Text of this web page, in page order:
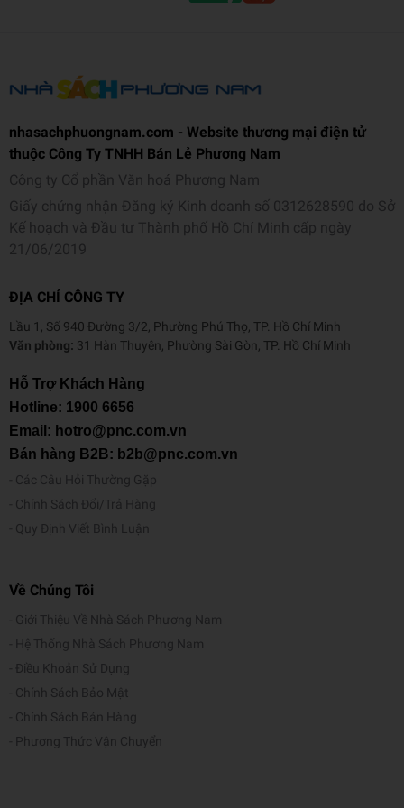
nhasachphuongnam.com - Website thương mại điện tử
thuộc Công Ty TNHH Bán Lẻ Phương Nam
Công ty Cổ phần Văn hoá Phương Nam
Giấy chứng nhận Đăng ký Kinh doanh số 0312628590 do Sở
Kế hoạch và Đầu tư Thành phố Hồ Chí Minh cấp ngày
21/06/2019
ĐỊA CHỈ CÔNG TY
Lầu 1, Số 940 Đường 3/2, Phường Phú Thọ, TP. Hồ Chí Minh
Văn phòng: 31 Hàn Thuyên, Phường Sài Gòn, TP. Hồ Chí Minh
Hỗ Trợ Khách Hàng
Hotline: 1900 6656
Email: hotro@pnc.com.vn
Bán hàng B2B: b2b@pnc.com.vn
Các Câu Hỏi Thường Gặp
Chính Sách Đổi/Trả Hàng
Quy Định Viết Bình Luận
Về Chúng Tôi
Giới Thiệu Về Nhà Sách Phương Nam
Hệ Thống Nhà Sách Phương Nam
Điều Khoản Sử Dụng
Chính Sách Bảo Mật
Chính Sách Bán Hàng
Phương Thức Vận Chuyển